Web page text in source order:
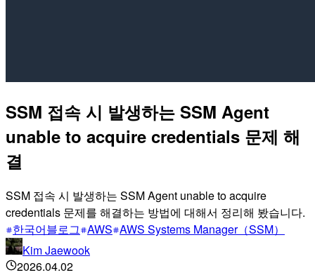
SSM 접속 시 발생하는 SSM Agent
unable to acquire credentials 문제 해
결
SSM 접속 시 발생하는 SSM Agent unable to acquire
credentials 문제를 해결하는 방법에 대해서 정리해 봤습니다.
한국어블로그 AWS AWS Systems Manager（SSM）
Kim Jaewook
2026.04.02